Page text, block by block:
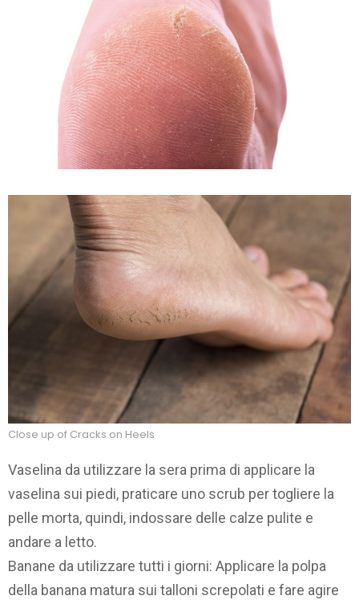
Close up of Cracks on Heels
Vaselina da utilizzare la sera prima di applicare la
vaselina sui piedi, praticare uno scrub per togliere la
pelle morta, quindi, indossare delle calze pulite e
andare a letto.
Banane da utilizzare tutti i giorni: Applicare la polpa
della banana matura sui talloni screpolati e fare agire